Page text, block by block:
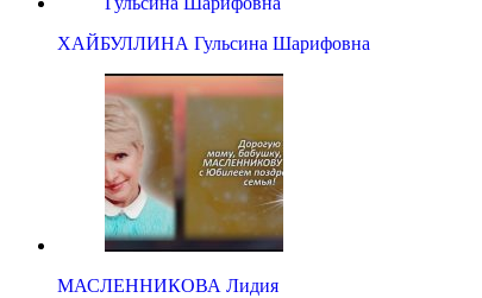
ХАЙБУЛЛИНА Гульсина Шарифовна
МАСЛЕННИКОВА Лидия